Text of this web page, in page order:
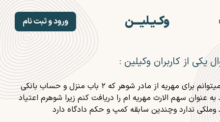
وکـیـلیـــن
ورود و ثبت نام
ثبت نام وکلا
وکلا
خدمات
بلاگ
مشاوره حقوقی رایگان
درباره ما
یکی از کاربران وکیلین :
ایا میتوانم برای مهریه از مادر شوهر که ۲ باب منزل و حساب بانکی
به عنوان سهم الارث مهریه ام را دریافت کنم زیرا شوهرم اعتیاد
وملکی ندارد وچندین سابقه کمپ و حکم دادگاه دارد